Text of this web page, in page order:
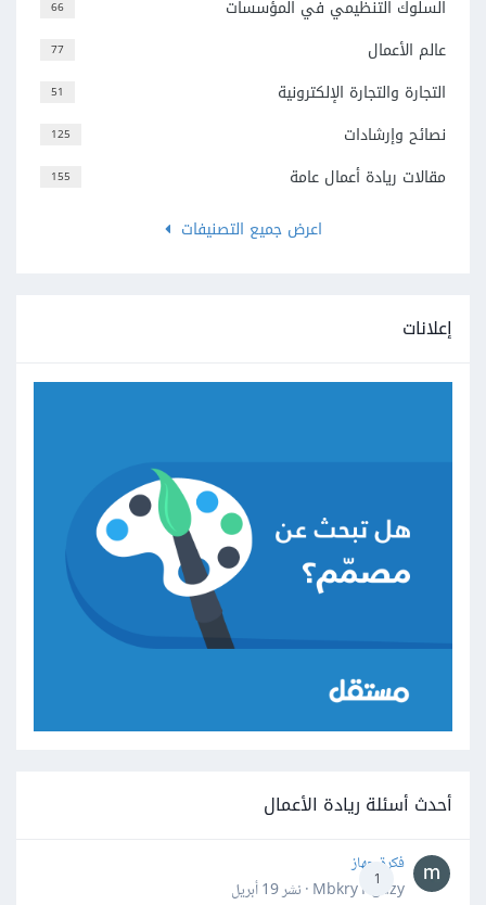
66 السلوك التنظيمي في المؤسسات
77 عالم الأعمال
51 التجارة والتجارة الإلكترونية
125 نصائح وإرشادات
155
مقالات ريادة أعمال عامة
اعرض جميع التصنيفات
إعلانات
أحدث أسئلة ريادة الأعمال
1
فكرة جهاز
Mbkry Hgazy · نشر
19 أبريل